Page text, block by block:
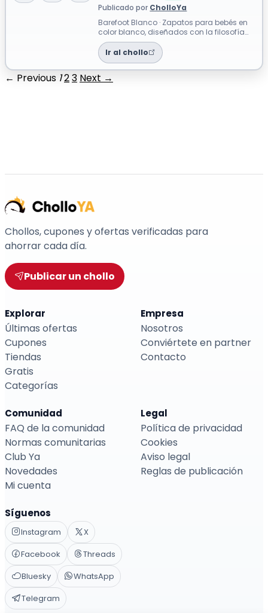
Publicado por CholloYa
Barefoot Blanco · Zapatos para bebés en
color blanco, diseñados con la filosofía
barefoot para favorecer el desarroll...
Ir al chollo
← Previous 123 Next →
Chollos, cupones y ofertas verificadas para
ahorrar cada día.
Publicar un chollo
Explorar
Últimas ofertas
Cupones
Tiendas
Gratis
Categorías
Empresa
Nosotros
Conviértete en partner
Contacto
Comunidad
FAQ de la comunidad
Normas comunitarias
Club Ya
Novedades
Mi cuenta
Legal
Política de privacidad
Cookies
Aviso legal
Reglas de publicación
Síguenos
Instagram
X
Facebook
Threads
Bluesky
WhatsApp
Telegram